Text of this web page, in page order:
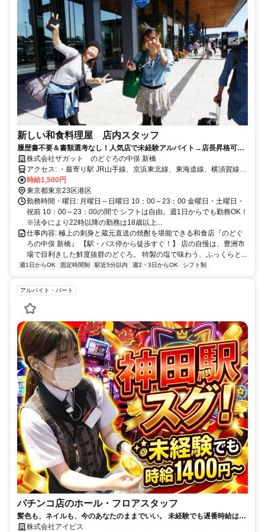
新しい和食料理屋 店内スタッフ
履歴書不要＆書類選考なし！人気店で未経験アルバイト→店長昇格可
能！週1～3h～勤務OK＆髪型・髪色自由＆ピアスOK＆副業・Wワーク
OK
株式会社ザガット のどぐろの中俣 新橋
アクセス: ・最寄り駅 JR山手線、京浜東北線、東海道線、横須賀線・
総武線 新橋駅 徒歩3分 東京メトロ銀座線 新橋駅 徒歩3分 都営
三田線 内幸町駅 徒歩4分 都営浅草線 新橋駅 徒歩5分 ゆりかも
め 新橋駅 徒歩6分 ・最寄りバス停 西新橋一丁目バス停から徒歩3
分 新橋駅北口バス停から徒歩4分 新橋駅前バス停から徒歩6分 車通勤
OKですしバイク通勤OKです！ ＪＲ山手線・京浜東北線の有楽町駅か
らは2分、東京駅からは4分で電車通勤でき、浜松町駅から2分、田町
駅から4分で電車通勤できます！ ＪＲ東海道本線・横須賀線の品川駅
からは5分、ＪＲ上野東京ラインでは上野駅から9分でスムーズにアク
セス可能です！ 東京メトロ銀座線だと虎ノ門駅（2分）、溜池山王駅
駅（4分）、ゆりかもめでは竹芝駅（4分）とアクセス便利です！
時給1,500円
東京都東京23区港区
勤務時間・曜日: 月曜日～日曜日 10：00～23：00 金曜日・土曜日・
祝前 10：00～23：00の間で シフトは自由。週1日からでも勤務OK！
※法令により22時以降の勤務は18歳以上...
仕事内容: 極上の刺身と蔵元直送の焼酎を堪能できる和食店『のどぐ
ろの中俣 新橋』 【駅・バス停から徒歩すぐ！】 店の自慢は、豊洲市
場で目利きした鮮度抜群のどぐろ。 特製の塩で味わう、ふっくらと...
週1日からOK 固定時間制 駅近5分以内 週2・3日からOK シフト制
アルバイト・パート
パチンコ店のホール・フロアスタッフ
髪色も、ネイルも、今のあなたのままでいい。 未経験でも遅番時給は
1400円スタート！
株式会社アイビス